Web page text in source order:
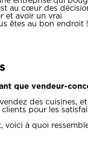
au cœur des
et avoir un vrai
êtes au bon endroit !
que vendeur-
des cuisines,
pour les
voici à quoi